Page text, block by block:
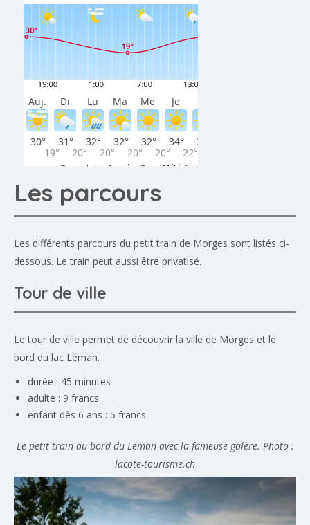
Les parcours
Les différents parcours du petit train de Morges sont listés ci-
dessous. Le train peut aussi être privatisé.
Tour de ville
Le tour de ville permet de découvrir la ville de Morges et le
bord du lac Léman.
durée : 45 minutes
adulte : 9 francs
enfant dès 6 ans : 5 francs
Le petit train au bord du Léman avec la fameuse galère. Photo :
lacote-tourisme.ch